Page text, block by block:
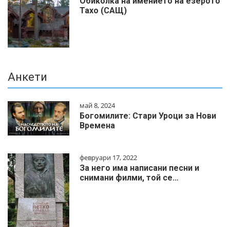
Тахо (САЩ)
Анкети
май 8, 2024
Богомилите: Стари Уроци за Нови
Времена
февруари 17, 2022
За него има написани песни и
снимани филми, той се…